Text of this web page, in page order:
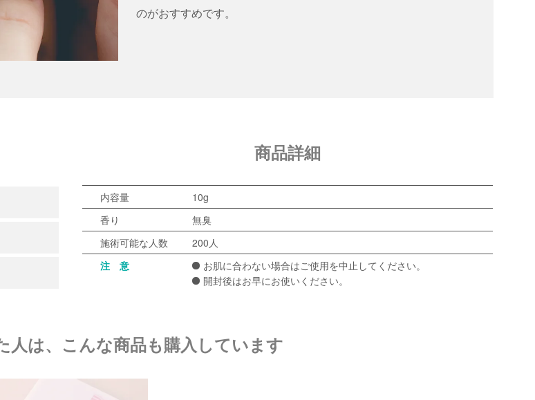
のがおすすめです。
商品詳細
内容量
10g
香り
無臭
施術可能な人数
200人
注 意
お肌に合わない場合はご使用を中止してください。
開封後はお早にお使いください。
人は、こんな商品も購入しています